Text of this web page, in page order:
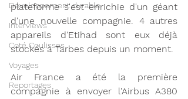
Développement durable
Interviews
Coté Coulisses
Voyages
Reportages
plateforme s'est enrichie d'un géant
d'une nouvelle compagnie. 4 autres
appareils d'Etihad sont eux déjà
stockés à Tarbes depuis un moment.
Air France a été la première
compagnie à envoyer l'Airbus A380